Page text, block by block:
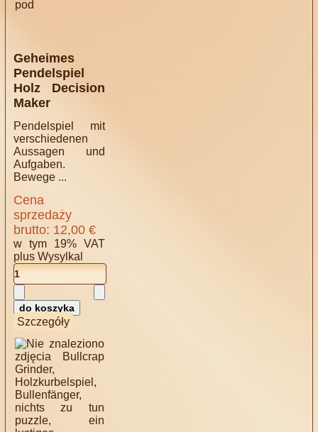
Geheimes
Pendelspiel
Holz Decision
Maker
Pendelspiel mit
verschiedenen
Aussagen und
Aufgaben.
Bewege ...
Cena
sprzedaży
brutto: 12,00 €
w tym 19% VAT
plusWysylkal
Szczegóły